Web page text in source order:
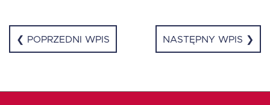
❮ POPRZEDNI WPIS NASTĘPNY WPIS ❯